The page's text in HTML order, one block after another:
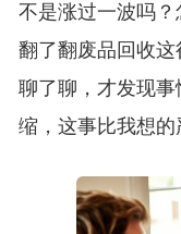
不是涨过一波吗
翻了翻废品回收
聊了聊，才发现
缩，这事比我想的